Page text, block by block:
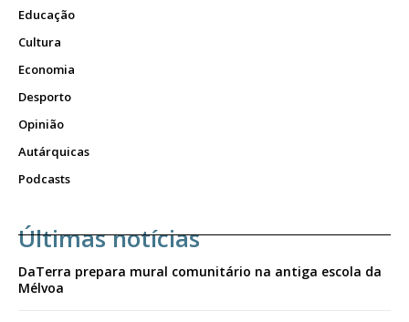
Educação
Cultura
Economia
Desporto
Opinião
Autárquicas
Podcasts
Últimas notícias
DaTerra prepara mural comunitário na antiga escola da
Mélvoa